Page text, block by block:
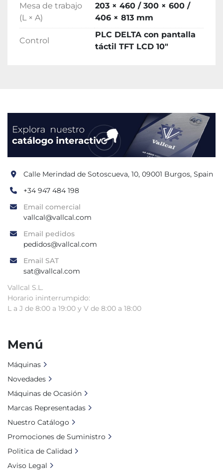
utillaje, matricería y mecanizado de
rectificado plano
con control digital del ciclo
completo y automatización del avance.
Mesa de trabajo
(L × A)
203 × 460 / 300 × 600 /
406 × 813 mm
Control
PLC DELTA con pantalla
táctil TFT LCD 10"
Calle Merindad de Sotoscueva, 10, 09001 Burgos, Spain
+34 947 484 198
Email comercial
vallcal@vallcal.com
Email pedidos
pedidos@vallcal.com
Email SAT
sat@vallcal.com
Vallcal S.L.
Horario ininterrumpido:
L a J de 8:00 a 19:00 y V de 8:00 a 18:00
Menú
Máquinas
Novedades
Máquinas de Ocasión
Marcas Representadas
Nuestro Catálogo
Promociones de Suministro
Politica de Calidad
Aviso Legal